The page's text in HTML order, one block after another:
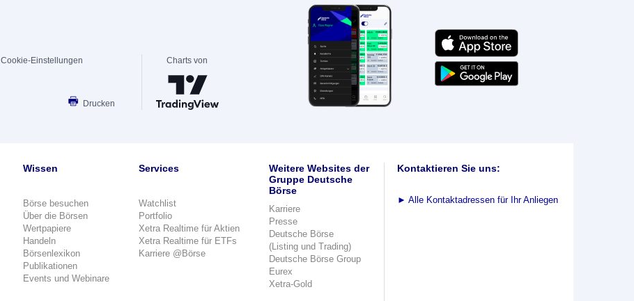
Cookie-Einstellungen
Drucken
Charts von
Wissen
Börse besuchen
Über die Börsen
Wertpapiere
Handeln
Börsenlexikon
Publikationen
Events und Webinare
Services
Watchlist
Portfolio
Xetra Realtime für Aktien
Xetra Realtime für ETFs
Karriere @Börse
Weitere Websites der
Gruppe Deutsche
Börse
Karriere
Presse
Deutsche Börse
(Listing und Trading)
Deutsche Börse Group
Eurex
Xetra-Gold
Kontaktieren Sie uns:
► Alle Kontaktadressen für Ihr Anliegen